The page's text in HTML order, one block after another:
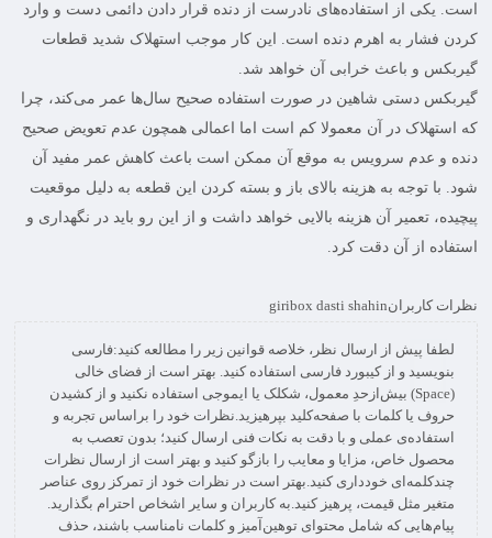
است. یکی از استفاده‌های نادرست از دنده قرار دادن دائمی دست و وارد
کردن فشار به اهرم دنده است. این کار موجب استهلاک شدید قطعات
گیربکس و باعث خرابی آن خواهد شد.
گیربکس دستی شاهین در صورت استفاده صحیح سال‌ها عمر می‌کند، چرا
که استهلاک در آن معمولا کم است اما اعمالی همچون عدم تعویض صحیح
دنده و عدم سرویس به موقع آن ممکن است باعث کاهش عمر مفید آن
شود. با توجه به هزینه بالای باز و بسته کردن این قطعه به دلیل موقعیت
پیچیده، تعمیر آن هزینه بالایی خواهد داشت و از این رو باید در نگهداری و
استفاده از آن دقت کرد.
نظرات کاربرانgiribox dasti shahin
لطفا پیش از ارسال نظر، خلاصه قوانین زیر را مطالعه کنید:فارسی
بنویسید و از کیبورد فارسی استفاده کنید. بهتر است از فضای خالی
(Space) بیش‌از‌حدِ معمول، شکلک یا ایموجی استفاده نکنید و از کشیدن
حروف یا کلمات با صفحه‌کلید بپرهیزید.نظرات خود را براساس تجربه و
استفاده‌ی عملی و با دقت به نکات فنی ارسال کنید؛ بدون تعصب به
محصول خاص، مزایا و معایب را بازگو کنید و بهتر است از ارسال نظرات
چندکلمه‌‌ای خودداری کنید.بهتر است در نظرات خود از تمرکز روی عناصر
متغیر مثل قیمت، پرهیز کنید.به کاربران و سایر اشخاص احترام بگذارید.
پیام‌هایی که شامل محتوای توهین‌آمیز و کلمات نامناسب باشند، حذف